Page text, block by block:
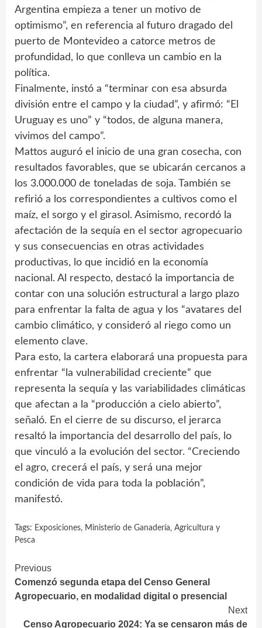
Argentina empieza a tener un motivo de
optimismo”, en referencia al futuro dragado del
puerto de Montevideo a catorce metros de
profundidad, lo que conlleva un cambio en la
política.
Finalmente, instó a “terminar con esa absurda
división entre el campo y la ciudad”, y afirmó: “El
Uruguay es uno” y “todos, de alguna manera,
vivimos del campo”.
Mattos auguró el inicio de una gran cosecha, con
resultados favorables, que se ubicarán cercanos a
los 3.000.000 de toneladas de soja. También se
refirió a los correspondientes a cultivos como el
maíz, el sorgo y el girasol. Asimismo, recordó la
afectación de la sequía en el sector agropecuario
y sus consecuencias en otras actividades
productivas, lo que incidió en la economía
nacional. Al respecto, destacó la importancia de
contar con una solución estructural a largo plazo
para enfrentar la falta de agua y los “avatares del
cambio climático, y consideró al riego como un
elemento clave.
Para esto, la cartera elaborará una propuesta para
enfrentar “la vulnerabilidad creciente” que
representa la sequía y las variabilidades climáticas
que afectan a la “producción a cielo abierto”,
señaló. En el cierre de su discurso, el jerarca
resaltó la importancia del desarrollo del país, lo
que vinculó a la evolución del sector. “Creciendo
el agro, crecerá el país, y será una mejor
condición de vida para toda la población”,
manifestó.
Tags: Exposiciones, Ministerio de Ganadería‚ Agricultura y
Pesca
Continue
Reading
Previous
Comenzó segunda etapa del Censo General
Agropecuario, en modalidad digital o presencial
Next
Censo Agropecuario 2024: Ya se censaron más de